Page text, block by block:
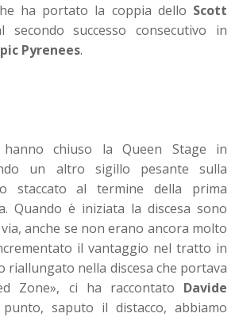
ha portato la coppia dello Scott
secondo successo consecutivo in
Pyrenees.
chiuso la Queen Stage in
un altro sigillo pesante sulla
staccato al termine della prima
Quando è iniziata la discesa sono
anche se non erano ancora molto
il vantaggio nel tratto in
riallungato nella discesa che portava
Zone», ci ha raccontato Davide
saputo il distacco, abbiamo